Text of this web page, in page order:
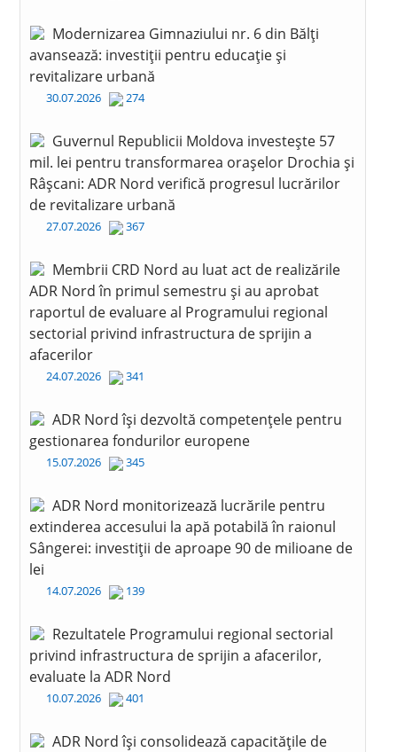
Modernizarea Gimnaziului nr. 6 din Bălți
avansează: investiții pentru educație și
revitalizare urbană
30.07.2026 274
Guvernul Republicii Moldova investește 57
mil. lei pentru transformarea orașelor Drochia și
Râșcani: ADR Nord verifică progresul lucrărilor
de revitalizare urbană
27.07.2026 367
Membrii CRD Nord au luat act de realizările
ADR Nord în primul semestru și au aprobat
raportul de evaluare al Programului regional
sectorial privind infrastructura de sprijin a
afacerilor
24.07.2026 341
ADR Nord își dezvoltă competențele pentru
gestionarea fondurilor europene
15.07.2026 345
ADR Nord monitorizează lucrările pentru
extinderea accesului la apă potabilă în raionul
Sângerei: investiții de aproape 90 de milioane de
lei
14.07.2026 139
Rezultatele Programului regional sectorial
privind infrastructura de sprijin a afacerilor,
evaluate la ADR Nord
10.07.2026 401
ADR Nord își consolidează capacitățile de